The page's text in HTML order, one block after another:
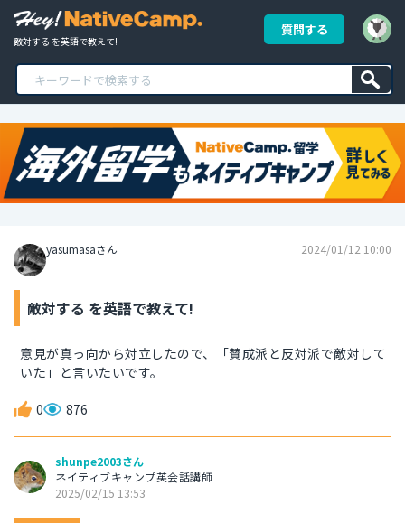
敵対する を英語で教えて!
質問する
yasumasaさん 2024/01/12 10:00
敵対する を英語で教えて!
意見が真っ向から対立したので、「賛成派と反対派で敵対して
いた」と言いたいです。
0 876
shunpe2003さん
ネイティブキャンプ英会話講師
2025/02/15 13:53